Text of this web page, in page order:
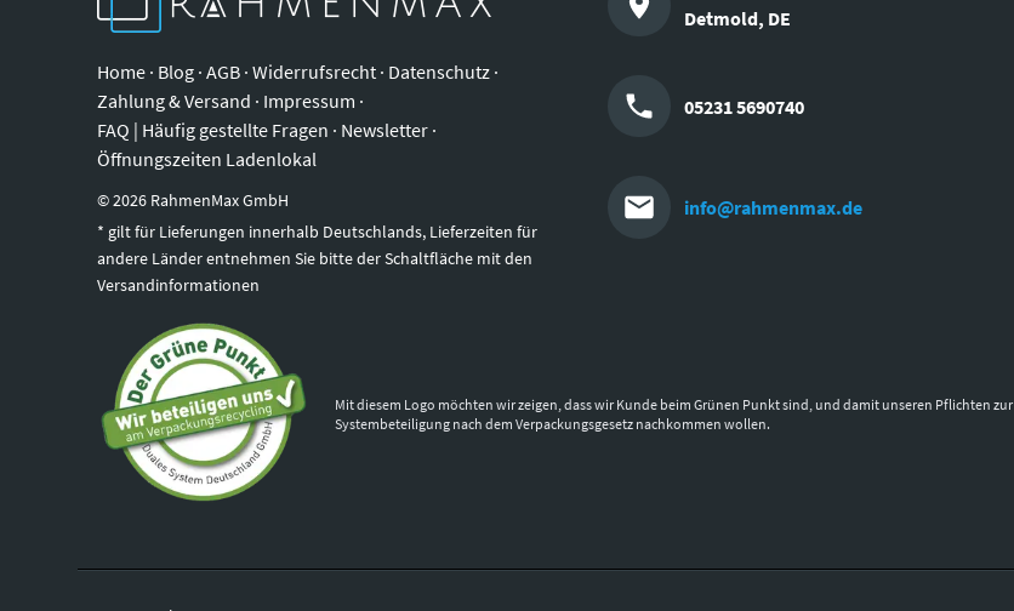
Home · Blog · AGB · Widerrufsrecht · Datenschutz ·
Zahlung & Versand · Impressum ·
FAQ | Häufig gestellte Fragen · Newsletter ·
Öffnungszeiten Ladenlokal
©2026 RahmenMax GmbH
* gilt für Lieferungen innerhalb Deutschlands, Lieferzeiten für
andere Länder entnehmen Sie bitte der Schaltfläche mit den
Versandinformationen
Detmold, DE
05231 5690740
info@rahmenmax.de
Mit diesem Logo möchten wir zeigen, dass wir Kunde beim Grünen Punkt sind, und damit unseren Pflichten zur
Systembeteiligung nach dem Verpackungsgesetz nachkommen wollen.